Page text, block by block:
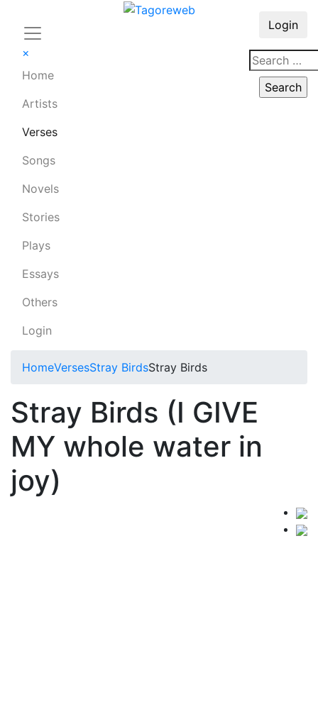
×
Home
Artists
Verses
Songs
Novels
Stories
Plays
Essays
Others
Login
Login
HomeVersesStray BirdsStray Birds
Stray Birds (I GIVE
MY whole water in
joy)